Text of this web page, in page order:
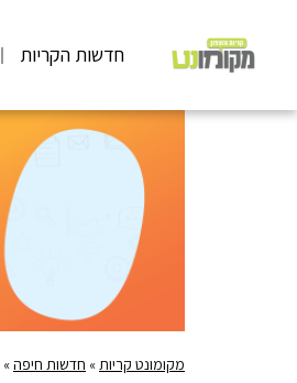
חדשות הקריות
מקומונט קריות » חדשות חיפה»